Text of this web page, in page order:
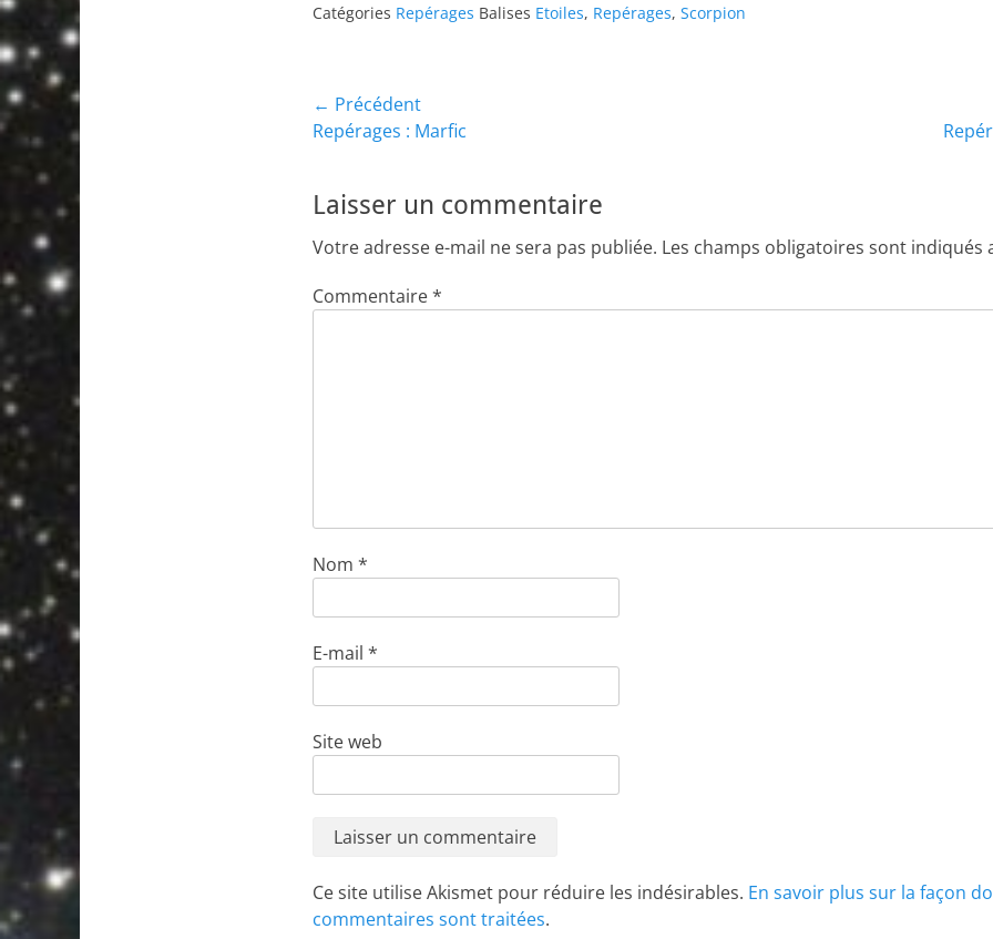
Catégories Repérages Balises Etoiles, Repérages, Scorpion
Navigation
de
l’article
← Précédent
Article
Repérages : Marfic
Laisser un commentaire
Votre adresse e-mail ne sera pas publiée. Les champs obligatoires sont indiqués
Commentaire*
Nom *
E-mail *
Site web
Ce site utilise Akismet pour réduire les indésirables. En savoir plus sur la façon
commentaires sont traitées.